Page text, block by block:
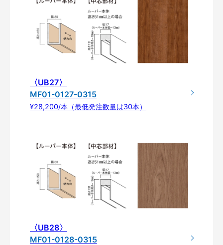
〈UB27〉
MF01-0127-0315
¥28,200/本（最低発注数量は30本）
〈UB28〉
MF01-0128-0315